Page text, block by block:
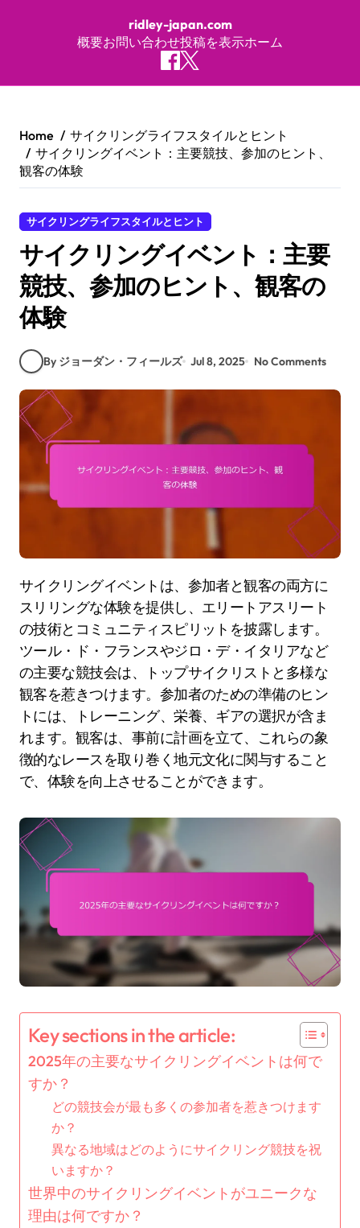
ridley-japan.com
概要お問い合わせ投稿を表示ホーム
Home
サイクリングライフスタイルとヒント
サイクリングイベント：主要競技、参加のヒント、
観客の体験
サイクリングライフスタイルとヒント
サイクリングイベント：主要
競技、参加のヒント、観客の
体験
By ジョーダン・フィールズ Jul 8, 2025 No Comments
サイクリングイベントは、参加者と観客の両方に
スリリングな体験を提供し、エリートアスリート
の技術とコミュニティスピリットを披露します。
ツール・ド・フランスやジロ・デ・イタリアなど
の主要な競技会は、トップサイクリストと多様な
観客を惹きつけます。参加者のための準備のヒン
トには、トレーニング、栄養、ギアの選択が含ま
れます。観客は、事前に計画を立て、これらの象
徴的なレースを取り巻く地元文化に関与すること
で、体験を向上させることができます。
Key sections in the article:
2025年の主要なサイクリングイベントは何で
すか？
どの競技会が最も多くの参加者を惹きつけます
か？
異なる地域はどのようにサイクリング競技を祝
いますか？
世界中のサイクリングイベントがユニークな
理由は何ですか？